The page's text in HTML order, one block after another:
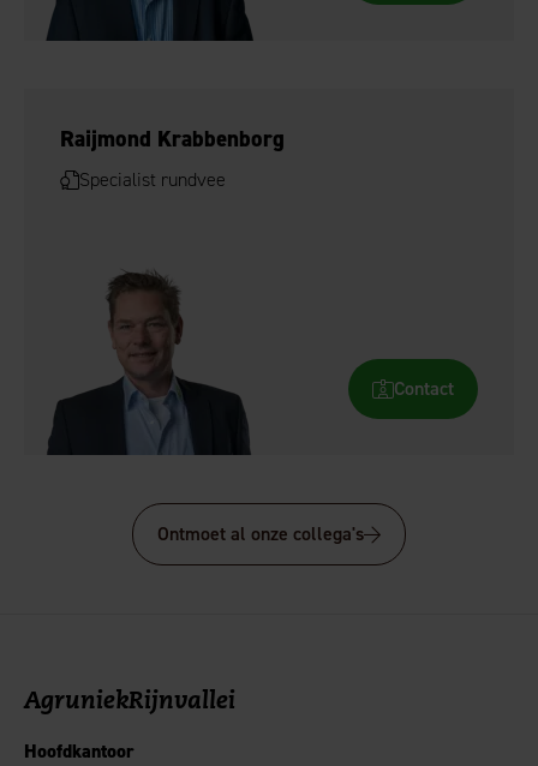
Raijmond Krabbenborg
Specialist rundvee
Contact
Ontmoet al onze collega's
AgruniekRijnvallei
Hoofdkantoor